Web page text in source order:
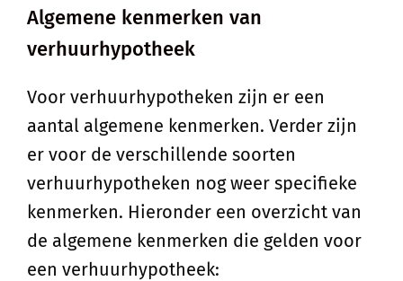
Algemene kenmerken van
verhuurhypotheek
Voor verhuurhypotheken zijn er een
aantal algemene kenmerken. Verder zijn
er voor de verschillende soorten
verhuurhypotheken nog weer specifieke
kenmerken. Hieronder een overzicht van
de algemene kenmerken die gelden voor
een verhuurhypotheek: